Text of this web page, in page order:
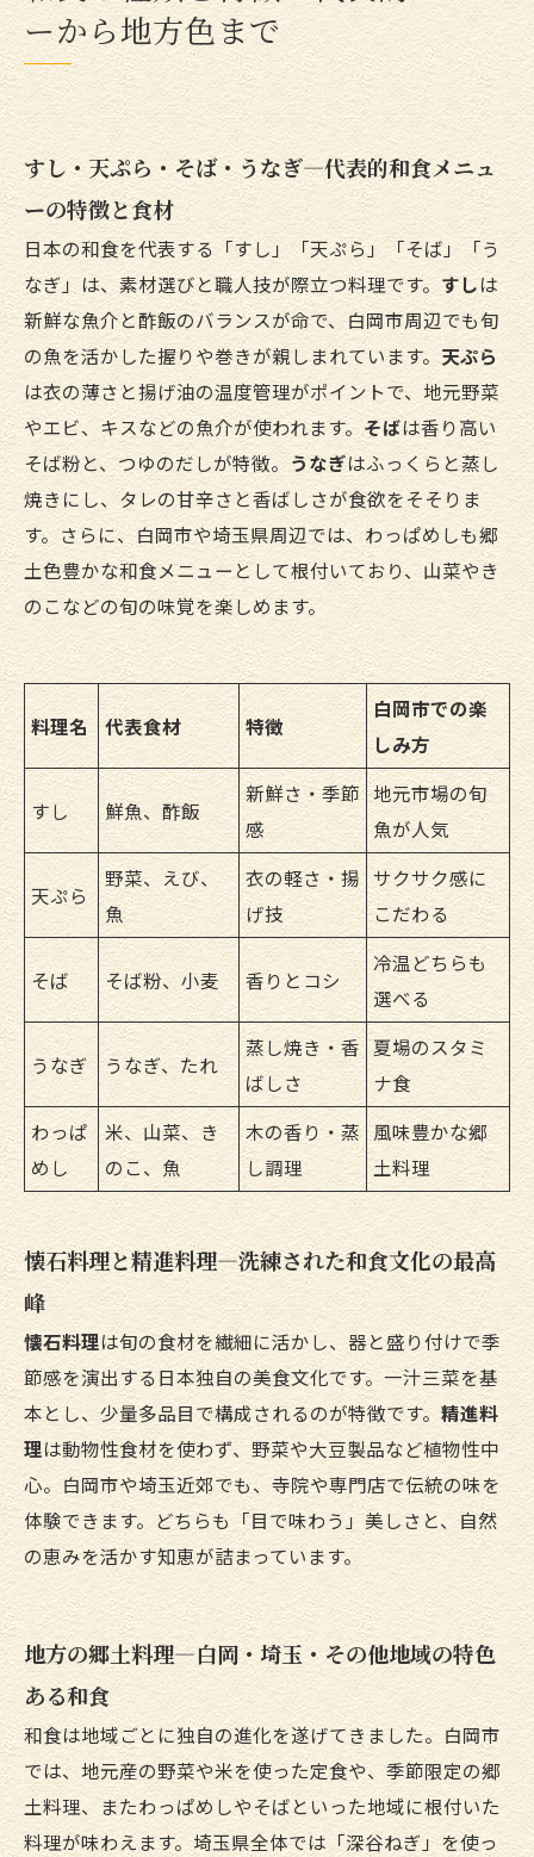
ーから地方色まで
すし・天ぷら・そば・うなぎ—代表的和食メニュ
ーの特徴と食材
日本の和食を代表する「すし」「天ぷら」「そば」「う
なぎ」は、素材選びと職人技が際立つ料理です。すしは
新鮮な魚介と酢飯のバランスが命で、白岡市周辺でも旬
の魚を活かした握りや巻きが親しまれています。天ぷら
は衣の薄さと揚げ油の温度管理がポイントで、地元野菜
やエビ、キスなどの魚介が使われます。そばは香り高い
そば粉と、つゆのだしが特徴。うなぎはふっくらと蒸し
焼きにし、タレの甘辛さと香ばしさが食欲をそそりま
す。さらに、白岡市や埼玉県周辺では、わっぱめしも郷
土色豊かな和食メニューとして根付いており、山菜やき
のこなどの旬の味覚を楽しめます。
料理名 代表食材 特徴
白岡市での楽
しみ方
すし 鮮魚、酢飯
新鮮さ・季節
感
地元市場の旬
魚が人気
天ぷら
野菜、えび、
魚
衣の軽さ・揚
げ技
サクサク感に
こだわる
そば そば粉、小麦 香りとコシ
冷温どちらも
選べる
うなぎ うなぎ、たれ
蒸し焼き・香
ばしさ
夏場のスタミ
ナ食
わっぱ
めし
米、山菜、き
のこ、魚
木の香り・蒸
し調理
風味豊かな郷
土料理
懐石料理と精進料理—洗練された和食文化の最高
峰
懐石料理は旬の食材を繊細に活かし、器と盛り付けで季
節感を演出する日本独自の美食文化です。一汁三菜を基
本とし、少量多品目で構成されるのが特徴です。精進料
理は動物性食材を使わず、野菜や大豆製品など植物性中
心。白岡市や埼玉近郊でも、寺院や専門店で伝統の味を
体験できます。どちらも「目で味わう」美しさと、自然
の恵みを活かす知恵が詰まっています。
地方の郷土料理—白岡・埼玉・その他地域の特色
ある和食
和食は地域ごとに独自の進化を遂げてきました。白岡市
では、地元産の野菜や米を使った定食や、季節限定の郷
土料理、またわっぱめしやそばといった地域に根付いた
料理が味わえます。埼玉県全体では「深谷ねぎ」を使っ